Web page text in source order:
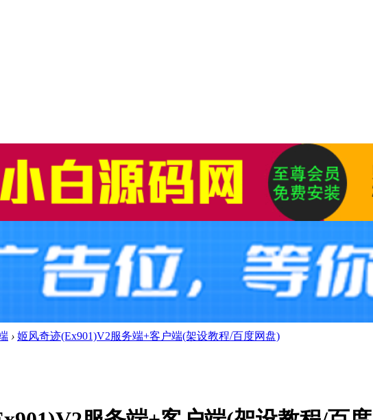
› 姬风奇迹(Ex901)V2服务端+客户端(架设教程/百度网盘)